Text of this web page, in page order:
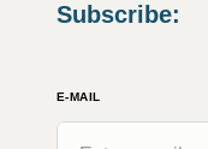
Subscribe:
E-MAIL